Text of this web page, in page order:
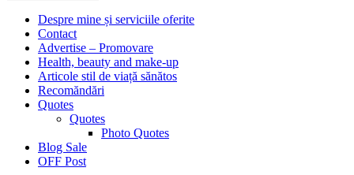
gânduriDespre mine și serviciile oferite
Contact
Advertise – Promovare
Health, beauty and make-up
Articole stil de viață sănătos
Recomăndări
Quotes
Quotes
Photo Quotes
Blog Sale
OFF Post